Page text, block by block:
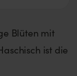
Blüten mit
ist die